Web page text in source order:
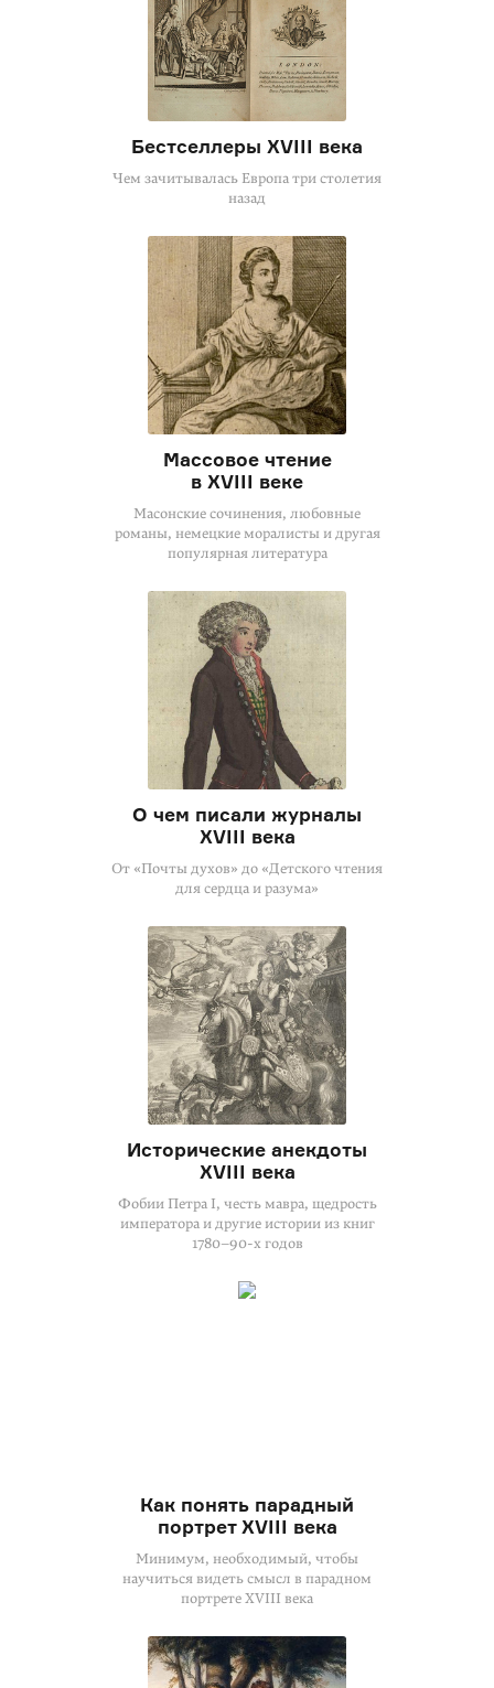
Бестселлеры XVIII века
Чем зачитывалась Европа три столетия
назад
Массовое чтение
в XVIII веке
Масонские сочинения, любовные
романы, немецкие моралисты и другая
популярная литература
О чем писали журналы
XVIII века
От «Почты духов» до «Детского чтения
для сердца и разума»
Исторические анекдоты
XVIII века
Фобии Петра I, честь мавра, щедрость
императора и другие истории из книг
1780–90-х годов
Как понять парадный
портрет XVIII века
Минимум, необходимый, чтобы
научиться видеть смысл в парадном
портрете XVIII века